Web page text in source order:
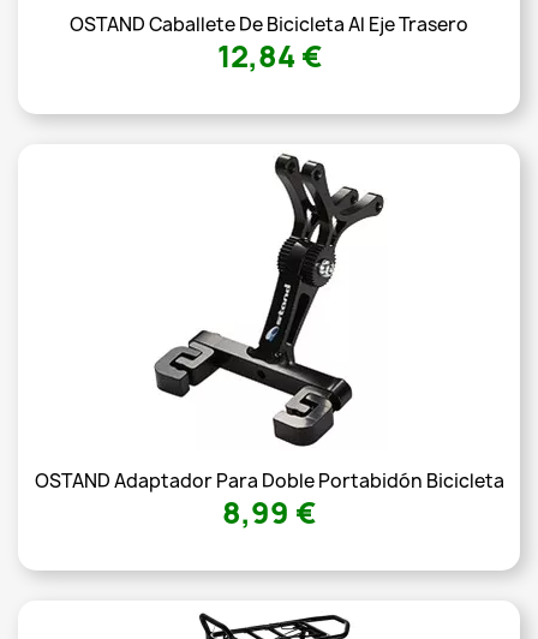
OSTAND Caballete De Bicicleta Al Eje Trasero
12,84 €
OSTAND Adaptador Para Doble Portabidón Bicicleta
8,99 €